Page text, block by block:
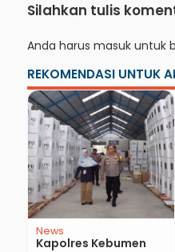
Silahkan tulis
Anda harus masuk untuk
REKOMENDASI UNTUK
News
Kapolres Kebumen